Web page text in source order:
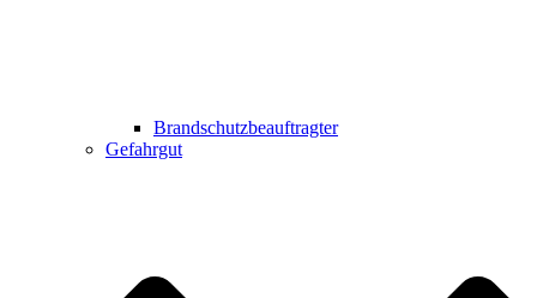
Brandschutzbeauftragter
Gefahrgut